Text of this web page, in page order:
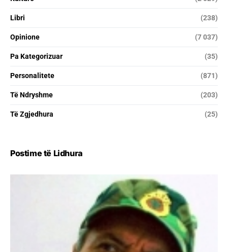
Libri (238)
Opinione (7 037)
Pa Kategorizuar (35)
Personalitete (871)
Të Ndryshme (203)
Të Zgjedhura (25)
Postime të Lidhura